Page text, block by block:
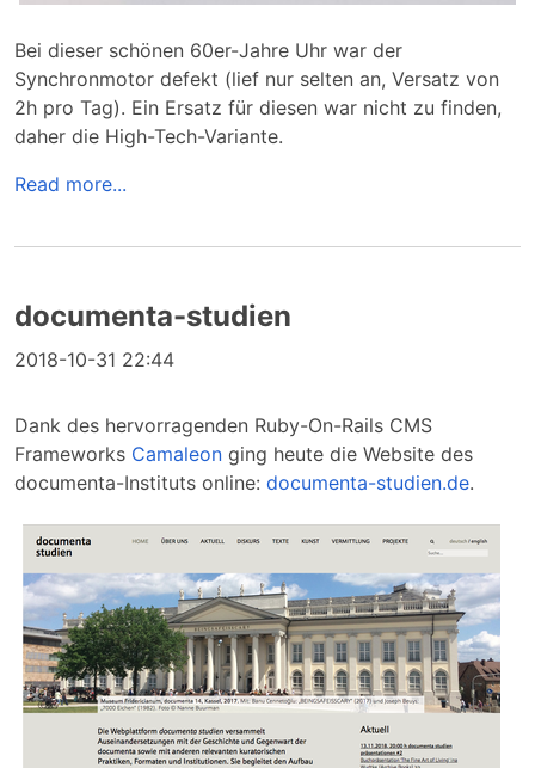
Bei dieser schönen 60er-Jahre Uhr war der
Synchronmotor defekt (lief nur selten an, Versatz von
2h pro Tag). Ein Ersatz für diesen war nicht zu finden,
daher die High-Tech-Variante.
Read more...
documenta-studien
2018-10-31 22:44
Dank des hervorragenden Ruby-On-Rails CMS
Frameworks Camaleon ging heute die Website des
documenta-Instituts online:documenta-studien.de.